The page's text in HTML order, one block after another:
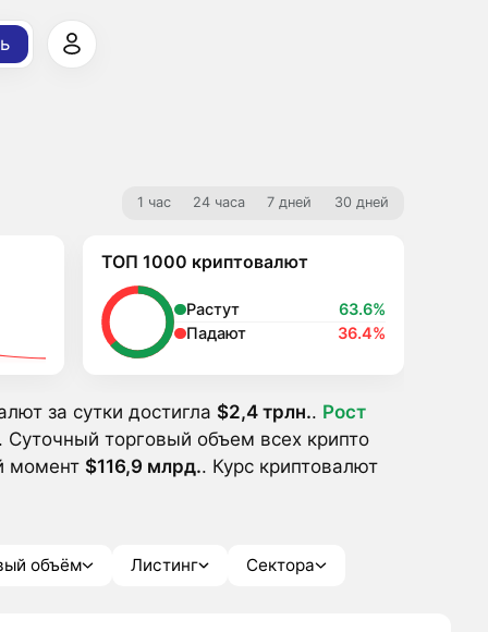
1 час 24 часа 7 дней 30 дней
ТОП 1000 криптовалют
Растут
63.6%
Падают
36.4%
за сутки достигла $2,4 трлн.. Pост
торговый объем всех крипто
момент $116,9 млрд.. Курс криптовалют
объём Листинг Сектора